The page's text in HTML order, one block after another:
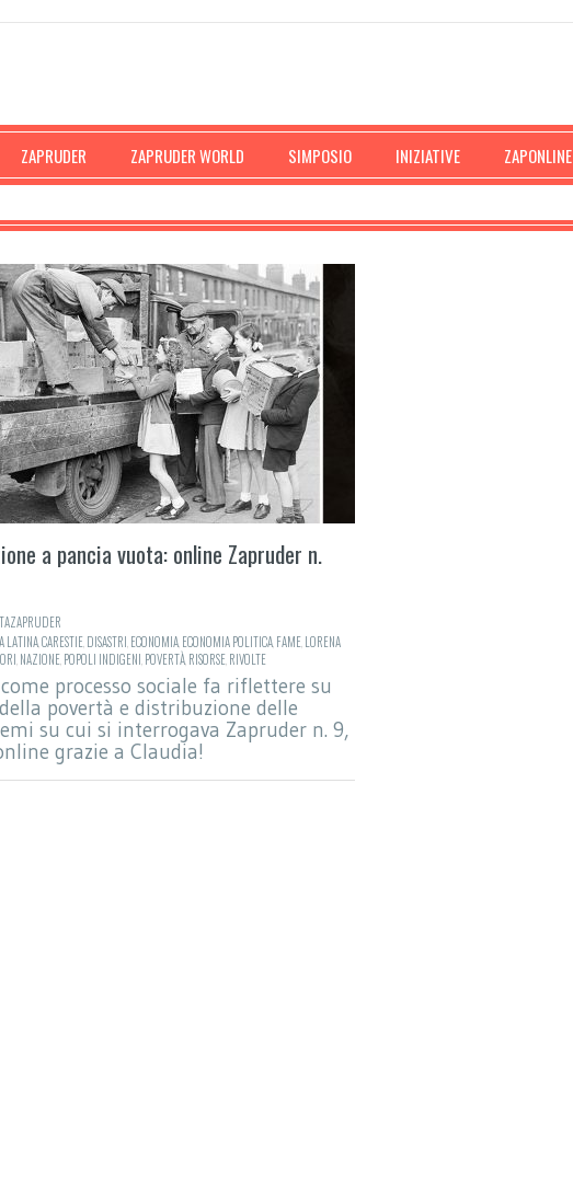
ZAPRUDER ZAPRUDER WORLD SIMPOSIO INIZIATIVE ZAPONLINE
a pancia vuota: online Zapruder n.
LATINA,CARESTIE, DISASTRI ECONOMIA, ECONOMIA POLITICA, FAME, LORENA
NAZIONE, POPOLI INDIGENI POVERTÀ, RISORSE, RIVOLTE
processo sociale fa riflettere su
povertà e distribuzione delle
su cui si interrogava Zapruder n. 9,
grazie a Claudia!